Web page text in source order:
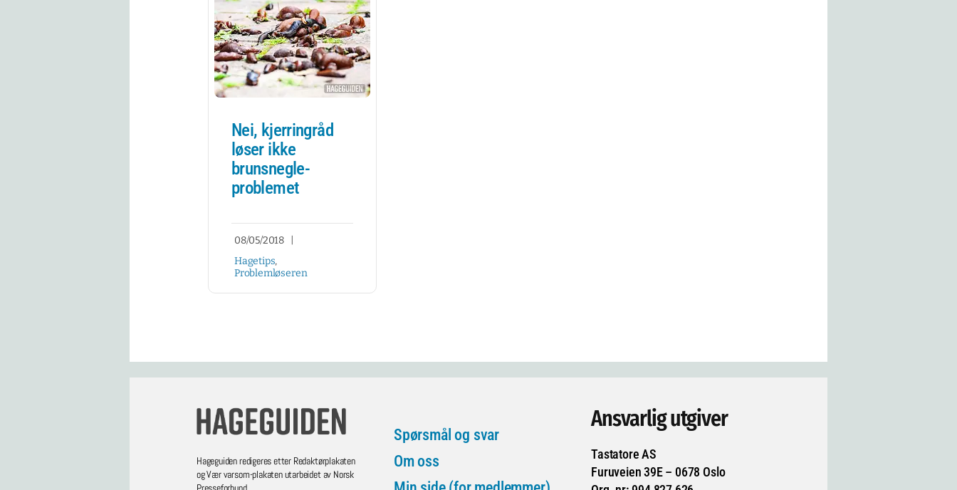
Nei, kjerringråd
løser ikke
brunsnegle-
problemet
08/05/2018
Hagetips,
Problemløseren
Hageguiden redigeres etter Redaktørplakaten
og Vær varsom-plakaten utarbeidet av Norsk
Spørsmål og svar
Om oss
Ansvarlig utgiver
Tastatore AS
Furuveien 39E – 0678 Oslo